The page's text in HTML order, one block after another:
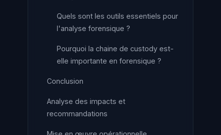
Quels sont les outils essentiels pour
l'analyse forensique ?
Pourquoi la chaine de custody est-
elle importante en forensique ?
Conclusion
Analyse des impacts et
recommandations